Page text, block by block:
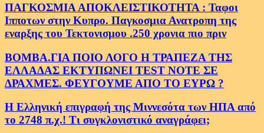
ΠΑΓΚΟΣΜΙΑ ΑΠΟΚΛΕΙΣΤΙΚΟΤΗΤΑ : Ταφοι
Ιπποτων στην Κυπρο. Παγκοσμια Ανατροπη της
εναρξης του Τεκτονισμου .250 χρονια πιο πριν
ΒΟΜΒΑ.ΓΙΑ ΠΟΙΟ ΛΟΓΟ Η ΤΡΑΠΕΖΑ ΤΗΣ
ΕΛΛΑΔΑΣ ΕΚΤΥΠΩΝΕΙ TEST NOTE ΣΕ
ΔΡΑΧΜΕΣ. ΦΕΥΓΟΥΜΕ ΑΠΟ ΤΟ ΕΥΡΩ ?
Η Ελληνική επιγραφή της Μιννεσότα των ΗΠΑ από
το 2748 π.χ.! Τι συγκλονιστικό αναγράφει;